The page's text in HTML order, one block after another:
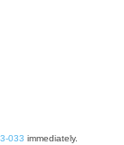
033 immediately.